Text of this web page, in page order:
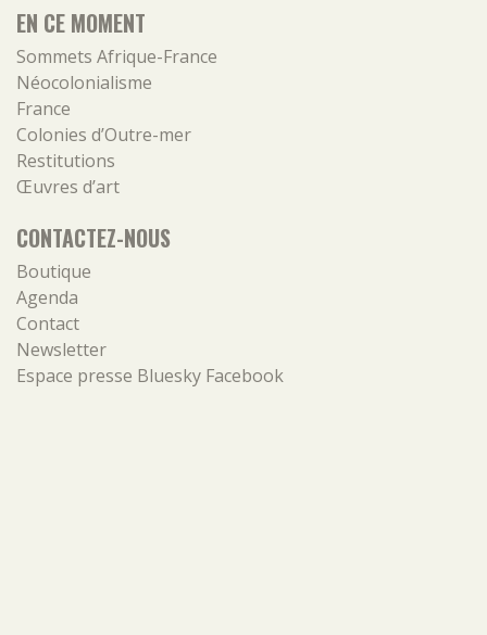
EN CE MOMENT
Sommets Afrique-France
Néocolonialisme
France
Colonies d’Outre-mer
Restitutions
Œuvres d’art
CONTACTEZ-NOUS
Boutique
Agenda
Contact
Newsletter
Espace presse Bluesky Facebook